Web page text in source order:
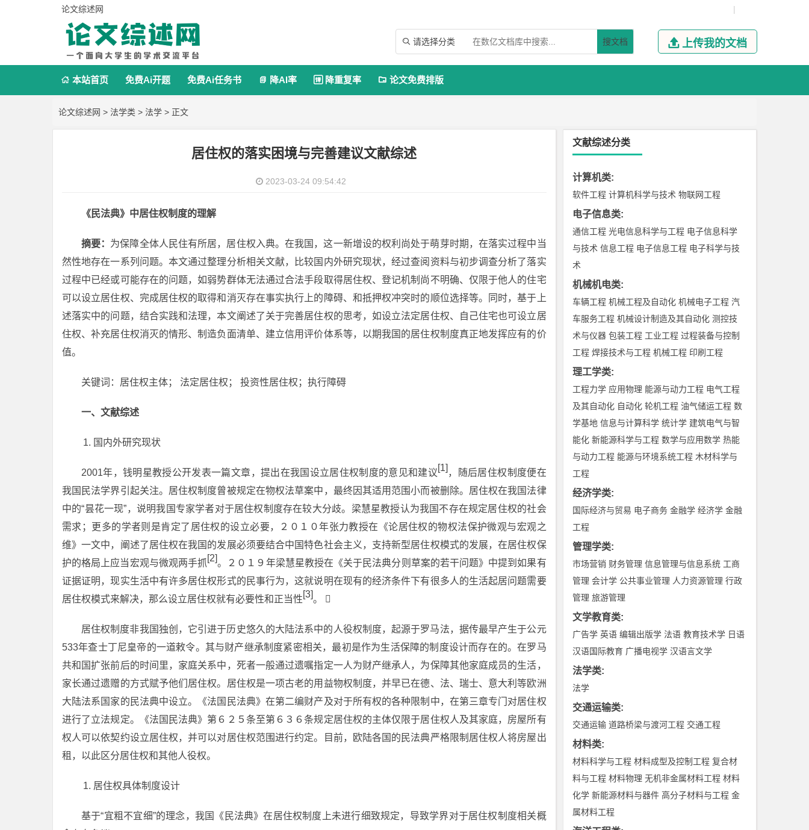
论文综述网 |
 请选择分类 搜文档  上传我的文档
 本站首页 免费Ai开题 免费Ai任务书  降AI率  降重复率  论文免费排版
论文综述网 > 法学类 > 法学 > 正文
居住权的落实困境与完善建议文献综述
2023-03-24 09:54:42
《民法典》中居住权制度的理解
摘要： 为保障全体人民住有所居，居住权入典。在我国，这一新增设的权利尚处于萌芽时期，在落实过程中当
然性地存在一系列问题。本文通过整理分析相关文献，比较国内外研究现状，经过查阅资料与初步调查分析了落实
过程中已经或可能存在的问题，如弱势群体无法通过合法手段取得居住权、登记机制尚不明确、仅限于他人的住宅
可以设立居住权、完成居住权的取得和消灭存在事实执行上的障碍、和抵押权冲突时的顺位选择等。同时，基于上
述落实中的问题，结合实践和法理，本文阐述了关于完善居住权的思考，如设立法定居住权、自己住宅也可设立居
住权、补充居住权消灭的情形、制造负面清单、建立信用评价体系等，以期我国的居住权制度真正地发挥应有的价
值。
关键词：居住权主体； 法定居住权； 投资性居住权；执行障碍
一、文献综述
国内外研究现状
2001年，钱明星教授公开发表一篇文章，提出在我国设立居住权制度的意见和建议[1] ，随后居住权制度便在
我国民法学界引起关注。居住权制度曾被规定在物权法草案中，最终因其适用范围小而被删除。居住权在我国法律
中的“昙花一现”，说明我国专家学者对于居住权制度存在较大分歧。梁慧星教授认为我国不存在规定居住权的社会
需求；更多的学者则是肯定了居住权的设立必要，２０１０年张力教授在《论居住权的物权法保护微观与宏观之
维》一文中，阐述了居住权在我国的发展必须要结合中国特色社会主义，支持新型居住权模式的发展，在居住权保
护的格局上应当宏观与微观两手抓[2]。２０１９年梁慧星教授在《关于民法典分则草案的若干问题》中提到如果有
证据证明，现实生活中有许多居住权形式的民事行为，这就说明在现有的经济条件下有很多人的生活起居问题需要
居住权模式来解决，那么设立居住权就有必要性和正当性[3]。 
居住权制度非我国独创，它引进于历史悠久的大陆法系中的人役权制度，起源于罗马法，据传最早产生于公元
533年查士丁尼皇帝的一道敕令。其与财产继承制度紧密相关，最初是作为生活保障的制度设计而存在的。在罗马
共和国扩张前后的时间里，家庭关系中，死者一般通过遗嘱指定一人为财产继承人，为保障其他家庭成员的生活，
家长通过遗赠的方式赋予他们居住权。居住权是一项古老的用益物权制度，并早已在德、法、瑞士、意大利等欧洲
大陆法系国家的民法典中设立。《法国民法典》在第二编财产及对于所有权的各种限制中，在第三章专门对居住权
进行了立法规定。《法国民法典》第６２５条至第６３６条规定居住权的主体仅限于居住权人及其家庭，房屋所有
权人可以依契约设立居住权，并可以对居住权范围进行约定。目前，欧陆各国的民法典严格限制居住权人将房屋出
租，以此区分居住权和其他人役权。
居住权具体制度设计
基于“宜粗不宜细”的理念，我国《民法典》在居住权制度上未进行细致规定，导致学界对于居住权制度相关概
文献综述分类
计算机类:
软件工程 计算机科学与技术 物联网工程
电子信息类:
通信工程 光电信息科学与工程 电子信息科学
与技术 信息工程 电子信息工程 电子科学与技
术
机械机电类:
车辆工程 机械工程及自动化 机械电子工程 汽
车服务工程 机械设计制造及其自动化 测控技
术与仪器 包装工程 工业工程 过程装备与控制
工程 焊接技术与工程 机械工程 印刷工程
理工学类:
工程力学 应用物理 能源与动力工程 电气工程
及其自动化 自动化 轮机工程 油气储运工程 数
学基地 信息与计算科学 统计学 建筑电气与智
能化 新能源科学与工程 数学与应用数学 热能
与动力工程 能源与环境系统工程 木材科学与
工程
经济学类:
国际经济与贸易 电子商务 金融学 经济学 金融
工程
管理学类:
市场营销 财务管理 信息管理与信息系统 工商
管理 会计学 公共事业管理 人力资源管理 行政
管理 旅游管理
文学教育类:
广告学 英语 编辑出版学 法语 教育技术学 日语
汉语国际教育 广播电视学 汉语言文学
法学类:
法学
交通运输类:
交通运输 道路桥梁与渡河工程 交通工程
材料类:
材料科学与工程 材料成型及控制工程 复合材
料与工程 材料物理 无机非金属材料工程 材料
化学 新能源材料与器件 高分子材料与工程 金
属材料工程